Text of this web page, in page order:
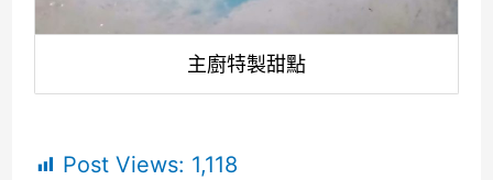
主廚特製甜點
Post Views: 1,118